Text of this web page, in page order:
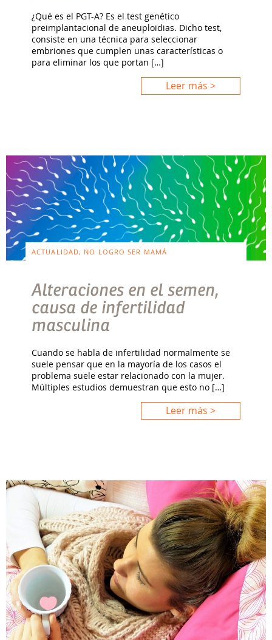
¿Qué es el PGT-A? Es el test genético
preimplantacional de aneuploidias. Dicho test,
consiste en una técnica para seleccionar
embriones que cumplen unas características o
para eliminar los que portan […]
Leer más >
ACTUALIDAD, NO LOGRO SER MAMÁ
Alteraciones en el semen,
causa de infertilidad
masculina
Cuando se habla de infertilidad normalmente se
suele pensar que en la mayoría de los casos el
problema suele estar relacionado con la mujer.
Múltiples estudios demuestran que esto no […]
Leer más >